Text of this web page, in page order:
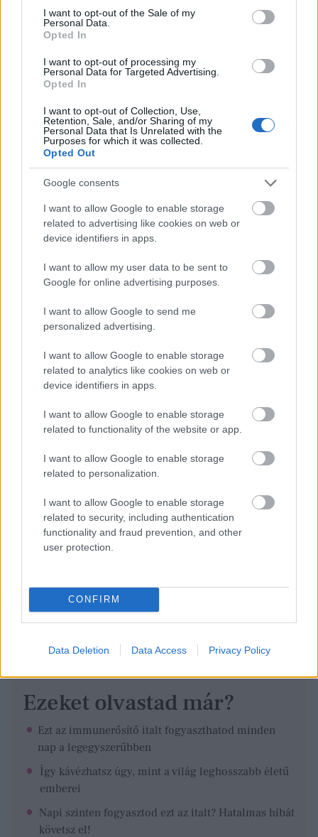
consent section.
I want to opt-out of the Sale of my
Personal Data.
Opted In
I want to opt-out of processing my
Personal Data for Targeted Advertising.
Opted In
I want to opt-out of Collection, Use,
Retention, Sale, and/or Sharing of my
Personal Data that Is Unrelated with the
Purposes for which it was collected.
Opted Out
Google consents
I want to allow Google to enable storage
related to advertising like cookies on web or
device identifiers in apps.
I want to allow my user data to be sent to
Google for online advertising purposes.
I want to allow Google to send me
personalized advertising.
I want to allow Google to enable storage
related to analytics like cookies on web or
device identifiers in apps.
I want to allow Google to enable storage
related to functionality of the website or app.
I want to allow Google to enable storage
related to personalization.
I want to allow Google to enable storage
related to security, including authentication
functionality and fraud prevention, and other
user protection.
CONFIRM
Data Deletion Data Access Privacy Policy
betegségtől, vagy mérsékelheti azok tüneteit.
A D-vitaminnak tehát a csontjaink és a fogaink
tulajdonsága van, amiért mindig érdemes figyelnünk
arra, hogy eleget vigyünk be belőle. Mellette persze
fontos, hogy az egészséges, kiegyensúlyozott
életvitelre is nagy hangsúlyt fektessünk, és hogy
arról is pontosan meggyőződjünk - mondjuk a
háziorvosunk vagy egy dietetikus segítségével -,
szükségünk.
Forrás:charmaustin.com,hopenwellness.com
Ezeket olvastad már?
Ezt az immunerősítő italt fogyaszthatod minden
nap a legegyszerűbben
Így kávézhatsz úgy, mint a világ leghosszabb életű
emberei
Napi szinten fogyasztod ezt az italt? Hatalmas hibát
követsz el!